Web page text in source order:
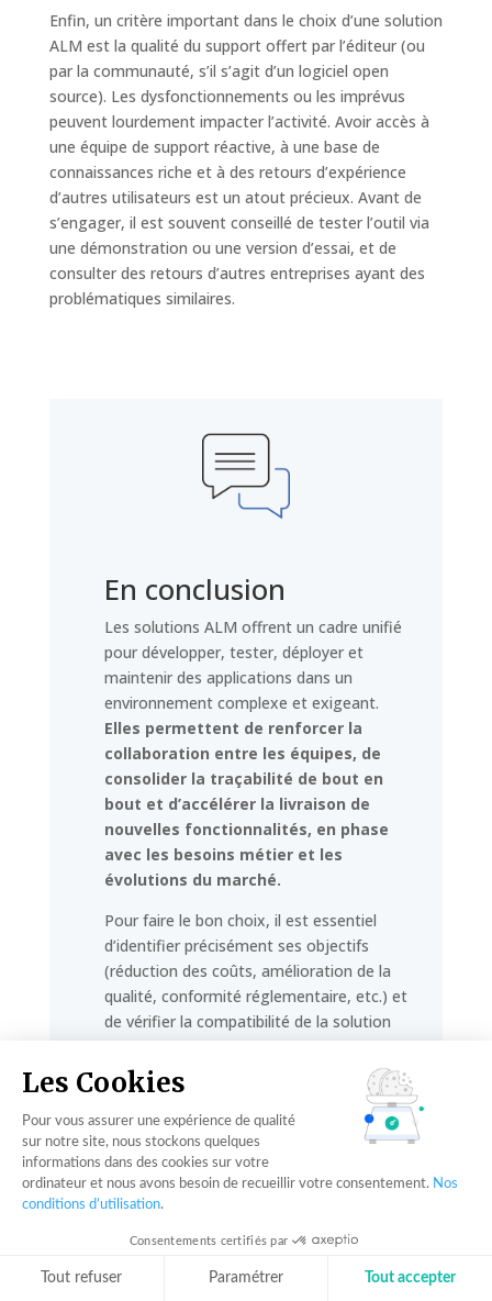
Enfin, un critère important dans le choix d’une solution
ALM est la qualité du support offert par l’éditeur (ou
par la communauté, s’il s’agit d’un logiciel open
source). Les dysfonctionnements ou les imprévus
peuvent lourdement impacter l’activité. Avoir accès à
une équipe de support réactive, à une base de
connaissances riche et à des retours d’expérience
d’autres utilisateurs est un atout précieux. Avant de
s’engager, il est souvent conseillé de tester l’outil via
une démonstration ou une version d’essai, et de
consulter des retours d’autres entreprises ayant des
problématiques similaires.
En conclusion
Les solutions ALM offrent un cadre unifié
pour développer, tester, déployer et
maintenir des applications dans un
environnement complexe et exigeant.
Elles permettent de renforcer la
collaboration entre les équipes, de
consolider la traçabilité de bout en
bout et d’accélérer la livraison de
nouvelles fonctionnalités, en phase
avec les besoins métier et les
évolutions du marché.
Pour faire le bon choix, il est essentiel
d’identifier précisément ses objectifs
(réduction des coûts, amélioration de la
qualité, conformité réglementaire, etc.) et
de vérifier la compatibilité de la solution
envisagée avec l’environnement existant.
La capacité d’évolution, la solidité du
support et la gestion fine de la sécurité
figurent parmi les points d’attention
majeurs.
En définitive, adopter une solution ALM
adaptée revient à se doter d’un
performance et d’innovation à long
qui implique une bonne connaissance des
Les Cookies
Pour vous assurer une expérience de qualité
sur notre site, nous stockons quelques
informations dans des cookies sur votre
ordinateur et nous avons besoin de recueillir votre consentement. Nos
conditions d’utilisation.
Consentements certifiés par
Tout refuser Paramétrer Tout accepter